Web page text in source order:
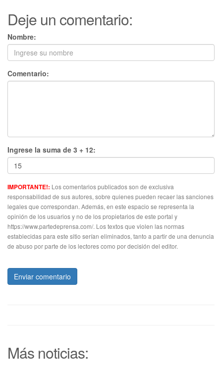
Deje un comentario:
Nombre:
Comentario:
Ingrese la suma de 3 + 12:
IMPORTANTE!: Los comentarios publicados son de exclusiva
responsabilidad de sus autores, sobre quienes pueden recaer las sanciones
legales que correspondan. Además, en este espacio se representa la
opinión de los usuarios y no de los propietarios de este portal y
https://www.partedeprensa.com/. Los textos que violen las normas
establecidas para este sitio serían eliminados, tanto a partir de una denuncia
de abuso por parte de los lectores como por decisión del editor.
Enviar comentario
Más noticias: